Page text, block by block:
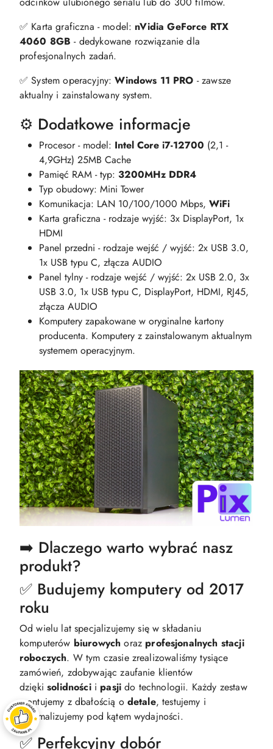
✅ Karta graficzna - model: nVidia GeForce RTX
4060 8GB- dedykowane rozwiązanie dla
profesjonalnych zadań.
✅ System operacyjny:Windows 11 PRO - zawsze
aktualny i zainstalowany system.
⚙️ Dodatkowe informacje
Procesor - model: Intel Core i7-12700 (2,1 -
4,9GHz) 25MB Cache
Pamięć RAM - typ: 3200MHz DDR4
Typ obudowy: Mini Tower
Komunikacja: LAN 10/100/1000 Mbps, WiFi
Karta graficzna - rodzaje wyjść: 3x DisplayPort, 1x
HDMI
Panel przedni - rodzaje wejść / wyjść: 2x USB 3.0,
1x USB typu C, złącza AUDIO
Panel tylny - rodzaje wejść / wyjść: 2x USB 2.0, 3x
USB 3.0, 1x USB typu C, DisplayPort, HDMI, RJ45,
złącza AUDIO
Komputery zapakowane w oryginalne kartony
producenta. Komputery z zainstalowanym aktualnym
systemem operacyjnym.
➡️ Dlaczego warto wybrać nasz
produkt?
✅ Budujemy komputery od 2017
roku
Od wielu lat specjalizujemy się w składaniu
komputerów biurowych oraz profesjonalnych stacji
roboczych. W tym czasie zrealizowaliśmy tysiące
zamówień, zdobywając zaufanie klientów
dziękisolidnościi pasji do technologii. Każdy zestaw
montujemy z dbałością o detale, testujemy i
optymalizujemy pod kątem wydajności.​
✅ Perfekcyjny dobór